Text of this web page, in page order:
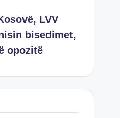
LVV
bisedimet,
opozitë